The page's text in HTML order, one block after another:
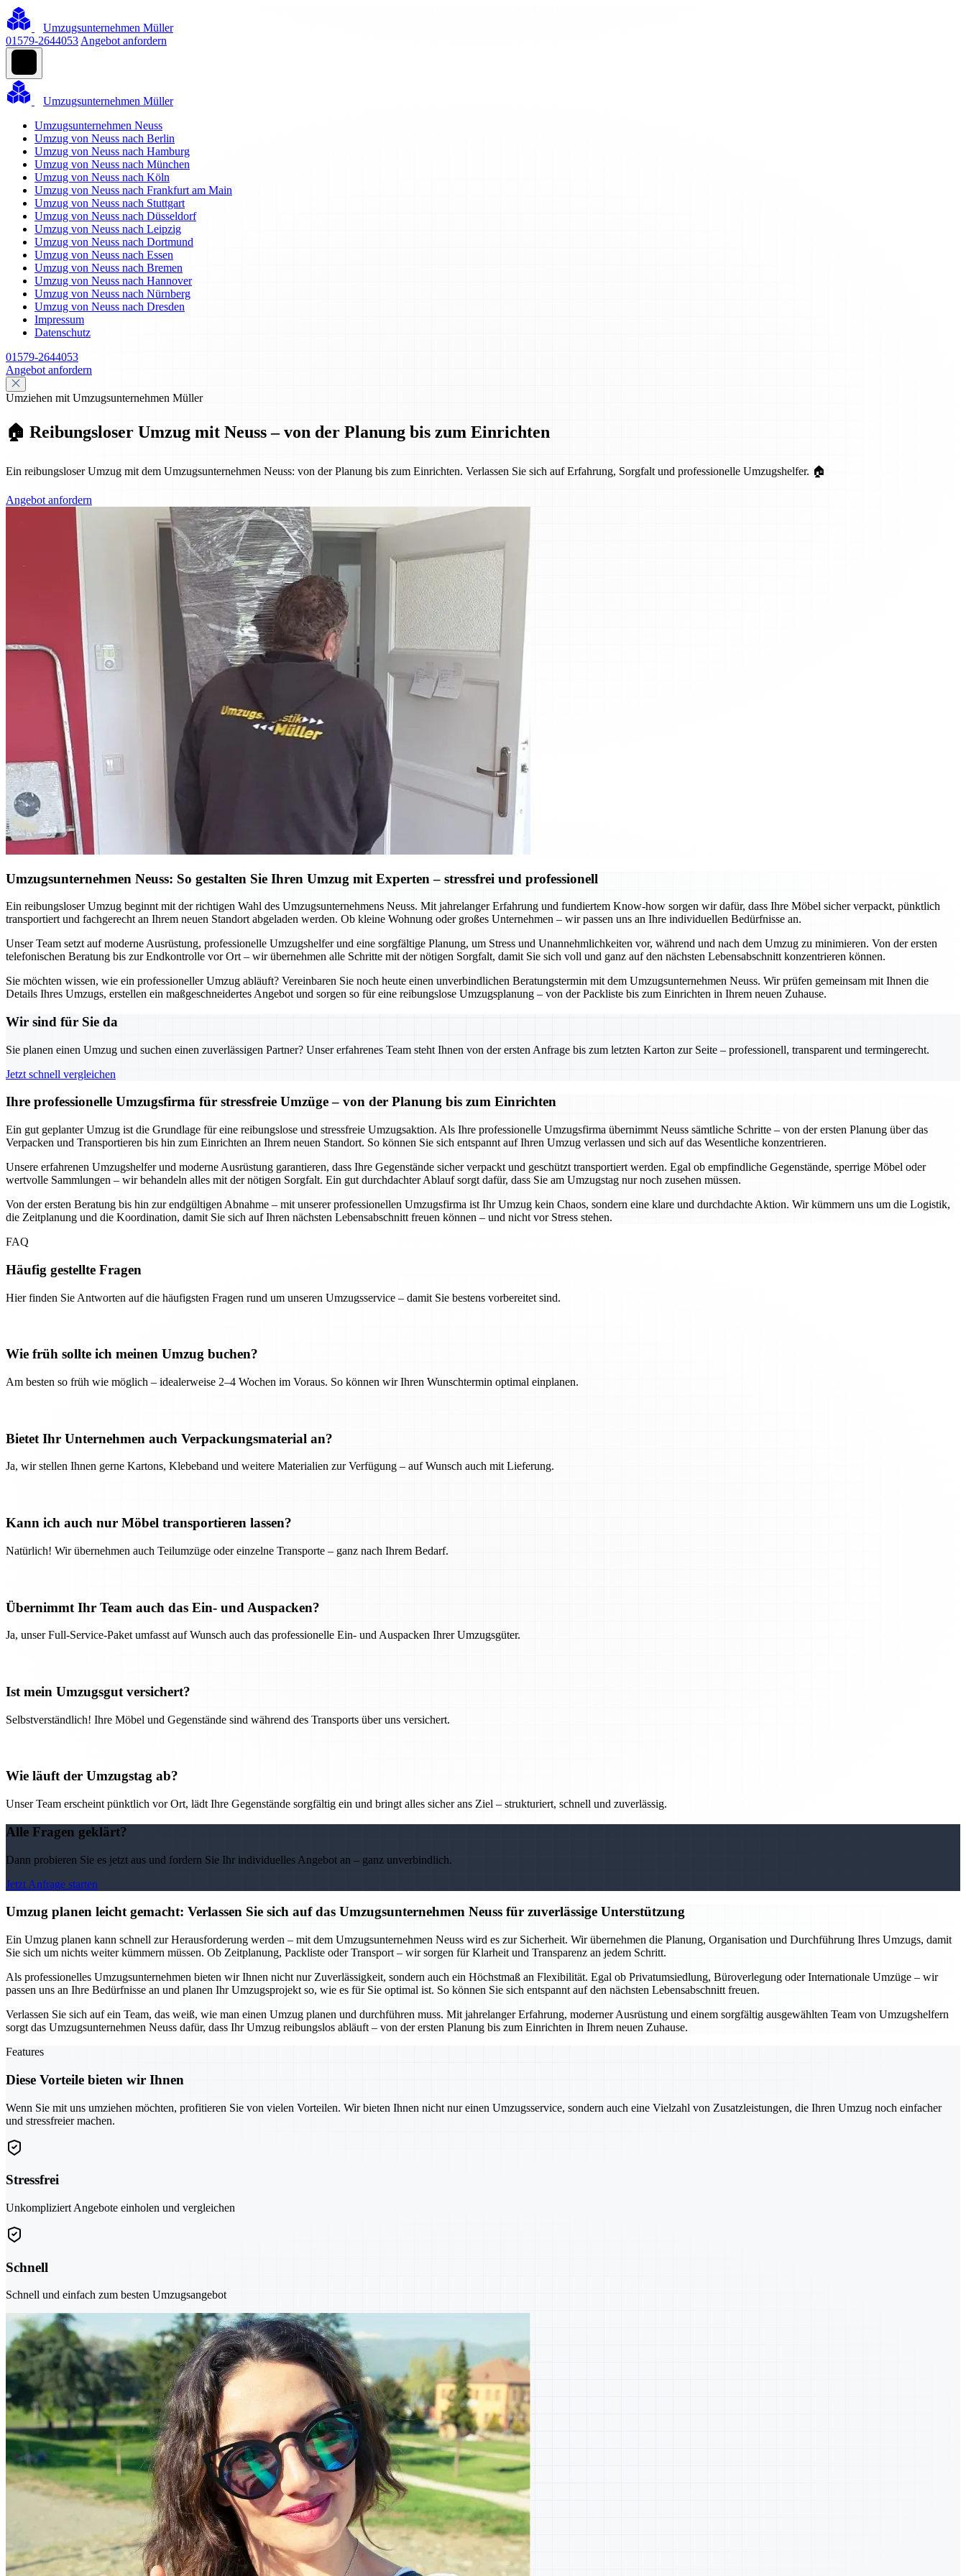
Umzugsunternehmen Müller
01579-2644053 Angebot anfordern
Umzugsunternehmen Müller
Umzugsunternehmen Neuss
Umzug von Neuss nach Berlin
Umzug von Neuss nach Hamburg
Umzug von Neuss nach München
Umzug von Neuss nach Köln
Umzug von Neuss nach Frankfurt am Main
Umzug von Neuss nach Stuttgart
Umzug von Neuss nach Düsseldorf
Umzug von Neuss nach Leipzig
Umzug von Neuss nach Dortmund
Umzug von Neuss nach Essen
Umzug von Neuss nach Bremen
Umzug von Neuss nach Hannover
Umzug von Neuss nach Nürnberg
Umzug von Neuss nach Dresden
Impressum
Datenschutz
01579-2644053
Angebot anfordern
Umziehen mit Umzugsunternehmen Müller
🏠 Reibungsloser Umzug mit Neuss – von der Planung bis zum Einrichten
Ein reibungsloser Umzug mit dem Umzugsunternehmen Neuss: von der Planung bis zum Einrichten. Verlassen Sie sich auf Erfahrung, Sorgfalt und professionelle Umzugshelfer. 🏠
Angebot anfordern
Umzugsunternehmen Neuss: So gestalten Sie Ihren Umzug mit Experten – stressfrei und professionell
Ein reibungsloser Umzug beginnt mit der richtigen Wahl des Umzugsunternehmens Neuss. Mit jahrelanger Erfahrung und fundiertem Know-how sorgen wir dafür, dass Ihre Möbel sicher verpackt, pünktlich
transportiert und fachgerecht an Ihrem neuen Standort abgeladen werden. Ob kleine Wohnung oder großes Unternehmen – wir passen uns an Ihre individuellen Bedürfnisse an.
Unser Team setzt auf moderne Ausrüstung, professionelle Umzugshelfer und eine sorgfältige Planung, um Stress und Unannehmlichkeiten vor, während und nach dem Umzug zu minimieren. Von der ersten
telefonischen Beratung bis zur Endkontrolle vor Ort – wir übernehmen alle Schritte mit der nötigen Sorgfalt, damit Sie sich voll und ganz auf den nächsten Lebensabschnitt konzentrieren können.
Sie möchten wissen, wie ein professioneller Umzug abläuft? Vereinbaren Sie noch heute einen unverbindlichen Beratungstermin mit dem Umzugsunternehmen Neuss. Wir prüfen gemeinsam mit Ihnen die
Details Ihres Umzugs, erstellen ein maßgeschneidertes Angebot und sorgen so für eine reibungslose Umzugsplanung – von der Packliste bis zum Einrichten in Ihrem neuen Zuhause.
Wir sind für Sie da
Sie planen einen Umzug und suchen einen zuverlässigen Partner? Unser erfahrenes Team steht Ihnen von der ersten Anfrage bis zum letzten Karton zur Seite – professionell, transparent und termingerecht.
Jetzt schnell vergleichen
Ihre professionelle Umzugsfirma für stressfreie Umzüge – von der Planung bis zum Einrichten
Ein gut geplanter Umzug ist die Grundlage für eine reibungslose und stressfreie Umzugsaktion. Als Ihre professionelle Umzugsfirma übernimmt Neuss sämtliche Schritte – von der ersten Planung über das
Verpacken und Transportieren bis hin zum Einrichten an Ihrem neuen Standort. So können Sie sich entspannt auf Ihren Umzug verlassen und sich auf das Wesentliche konzentrieren.
Unsere erfahrenen Umzugshelfer und moderne Ausrüstung garantieren, dass Ihre Gegenstände sicher verpackt und geschützt transportiert werden. Egal ob empfindliche Gegenstände, sperrige Möbel oder
wertvolle Sammlungen – wir behandeln alles mit der nötigen Sorgfalt. Ein gut durchdachter Ablauf sorgt dafür, dass Sie am Umzugstag nur noch zusehen müssen.
Von der ersten Beratung bis hin zur endgültigen Abnahme – mit unserer professionellen Umzugsfirma ist Ihr Umzug kein Chaos, sondern eine klare und durchdachte Aktion. Wir kümmern uns um die Logistik,
die Zeitplanung und die Koordination, damit Sie sich auf Ihren nächsten Lebensabschnitt freuen können – und nicht vor Stress stehen.
FAQ
Häufig gestellte Fragen
Hier finden Sie Antworten auf die häufigsten Fragen rund um unseren Umzugsservice – damit Sie bestens vorbereitet sind.
Wie früh sollte ich meinen Umzug buchen?
Am besten so früh wie möglich – idealerweise 2–4 Wochen im Voraus. So können wir Ihren Wunschtermin optimal einplanen.
Bietet Ihr Unternehmen auch Verpackungsmaterial an?
Ja, wir stellen Ihnen gerne Kartons, Klebeband und weitere Materialien zur Verfügung – auf Wunsch auch mit Lieferung.
Kann ich auch nur Möbel transportieren lassen?
Natürlich! Wir übernehmen auch Teilumzüge oder einzelne Transporte – ganz nach Ihrem Bedarf.
Übernimmt Ihr Team auch das Ein- und Auspacken?
Ja, unser Full-Service-Paket umfasst auf Wunsch auch das professionelle Ein- und Auspacken Ihrer Umzugsgüter.
Ist mein Umzugsgut versichert?
Selbstverständlich! Ihre Möbel und Gegenstände sind während des Transports über uns versichert.
Wie läuft der Umzugstag ab?
Unser Team erscheint pünktlich vor Ort, lädt Ihre Gegenstände sorgfältig ein und bringt alles sicher ans Ziel – strukturiert, schnell und zuverlässig.
Alle Fragen geklärt?
Dann probieren Sie es jetzt aus und fordern Sie Ihr individuelles Angebot an – ganz unverbindlich.
Jetzt Anfrage starten
Umzug planen leicht gemacht: Verlassen Sie sich auf das Umzugsunternehmen Neuss für zuverlässige Unterstützung
Ein Umzug planen kann schnell zur Herausforderung werden – mit dem Umzugsunternehmen Neuss wird es zur Sicherheit. Wir übernehmen die Planung, Organisation und Durchführung Ihres Umzugs, damit
Sie sich um nichts weiter kümmern müssen. Ob Zeitplanung, Packliste oder Transport – wir sorgen für Klarheit und Transparenz an jedem Schritt.
Als professionelles Umzugsunternehmen bieten wir Ihnen nicht nur Zuverlässigkeit, sondern auch ein Höchstmaß an Flexibilität. Egal ob Privatumsiedlung, Büroverlegung oder Internationale Umzüge – wir
passen uns an Ihre Bedürfnisse an und planen Ihr Umzugsprojekt so, wie es für Sie optimal ist. So können Sie sich entspannt auf den nächsten Lebensabschnitt freuen.
Verlassen Sie sich auf ein Team, das weiß, wie man einen Umzug planen und durchführen muss. Mit jahrelanger Erfahrung, moderner Ausrüstung und einem sorgfältig ausgewählten Team von Umzugshelfern
sorgt das Umzugsunternehmen Neuss dafür, dass Ihr Umzug reibungslos abläuft – von der ersten Planung bis zum Einrichten in Ihrem neuen Zuhause.
Features
Diese Vorteile bieten wir Ihnen
Wenn Sie mit uns umziehen möchten, profitieren Sie von vielen Vorteilen. Wir bieten Ihnen nicht nur einen Umzugsservice, sondern auch eine Vielzahl von Zusatzleistungen, die Ihren Umzug noch einfacher
und stressfreier machen.
Stressfrei
Unkompliziert Angebote einholen und vergleichen
Schnell
Schnell und einfach zum besten Umzugsangebot